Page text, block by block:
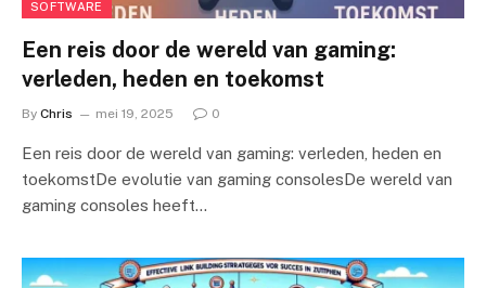
SOFTWARE
Een reis door de wereld van gaming:
verleden, heden en toekomst
By Chris mei 19, 2025 0
Een reis door de wereld van gaming: verleden, heden en
toekomstDe evolutie van gaming consolesDe wereld van
gaming consoles heeft…